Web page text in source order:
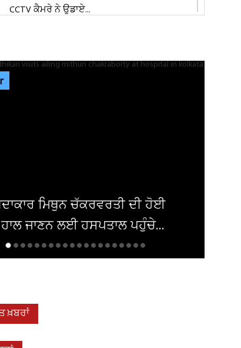
CCTV ਕੈਮਰੇ ਨੇ ਉਡਾਏ...
ਹੋਈ
ਦਮਿਸ਼ਕ 'ਚ ਬੰਬ ਧਮਾਕਾ, 14 ਲੋਕ
ਖ਼ਬਰਾਂ